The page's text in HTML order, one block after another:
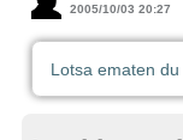
2005/10/03 20:27
Lotsa ematen